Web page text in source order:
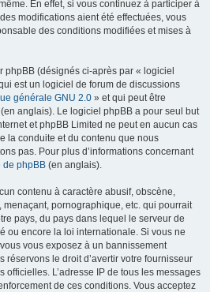
En effet, si vous continuez à participer à
modifications aient été effectuées, vous
des conditions modifiées et mises à
phpBB (désignés ci-après par « logiciel
est un logiciel de forum de discussions
générale GNU 2.0 » et qui peut être
(en anglais). Le logiciel phpBB a pour seul but
et phpBB Limited ne peut en aucun cas
la conduite et du contenu que nous
pas. Pour plus d’informations concernant
de phpBB (en anglais).
contenu à caractère abusif, obscène,
pornographique, etc. qui pourrait
pays, du pays dans lequel le serveur de
ou encore la loi internationale. Si vous ne
vous exposez à un bannissement
réservons le droit d’avertir votre fournisseur
officielles. L’adresse IP de tous les messages
de ces conditions. Vous acceptez